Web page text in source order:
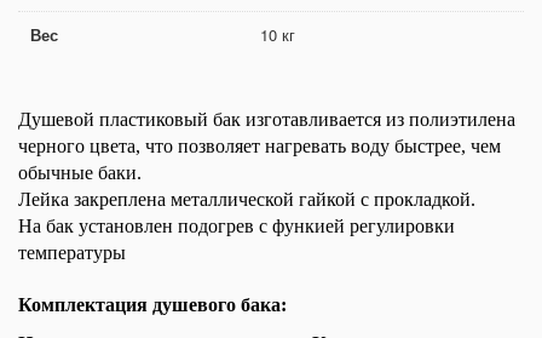
Вес 10 кг
Душевой пластиковый бак изготавливается из полиэтилена
черного цвета, что позволяет нагревать воду быстрее, чем
обычные баки.
Лейка закреплена металлической гайкой с прокладкой.
На бак установлен подогрев с функией регулировки
температуры
Комплектация душевого бака: